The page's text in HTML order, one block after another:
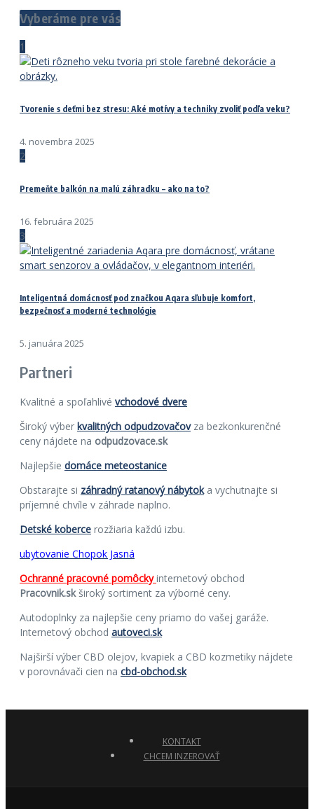
Vyberáme pre vás
1
Tvorenie s deťmi bez stresu: Aké motívy a techniky zvoliť podľa veku?
4. novembra 2025
2
Premeňte balkón na malú záhradku – ako na to?
16. februára 2025
3
Inteligentná domácnosť pod značkou Aqara sľubuje komfort,
bezpečnosť a moderné technológie
5. januára 2025
Partneri
Kvalitné a spoľahlivé vchodové dvere
Široký výber kvalitných odpudzovačovza bezkonkurenčné
ceny nájdete na odpudzovace.sk
Najlepšie domáce meteostanice
Obstarajte si záhradný ratanový nábytoka vychutnajte si
príjemné chvíle v záhrade naplno.
Detské koberce rozžiaria každú izbu.
ubytovanie Chopok Jasná
Ochranné pracovné pomôckyinternetový obchod
Pracovnik.skširoký sortiment za výborné ceny.
Autodoplnky za najlepšie ceny priamo do vašej garáže.
Internetový obchod autoveci.sk
Najširší výber CBD olejov, kvapiek a CBD kozmetiky nájdete
v porovnávači cien na cbd-obchod.sk
KONTAKT
CHCEM INZEROVAŤ